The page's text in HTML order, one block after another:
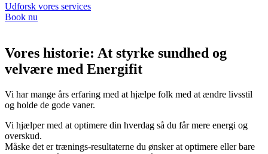
Udforsk vores services
Book nu
Vores historie: At styrke sundhed og
velvære med Energifit
Vi har mange års erfaring med at hjælpe folk med at ændre livsstil
og holde de gode vaner.
Vi hjælper med at optimere din hverdag så du får mere energi og
overskud.
Måske det er trænings-resultaterne du ønsker at optimere eller bare